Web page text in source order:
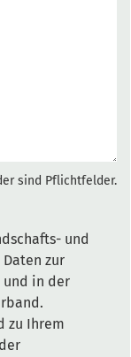
sind Pflichtfelder.
und
zur
und in der
zu Ihrem